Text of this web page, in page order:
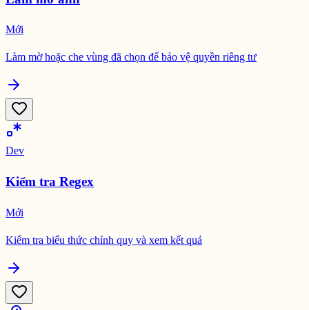
Mới
Làm mờ hoặc che vùng đã chọn để bảo vệ quyền riêng tư
Dev
Kiểm tra Regex
Mới
Kiểm tra biểu thức chính quy và xem kết quả